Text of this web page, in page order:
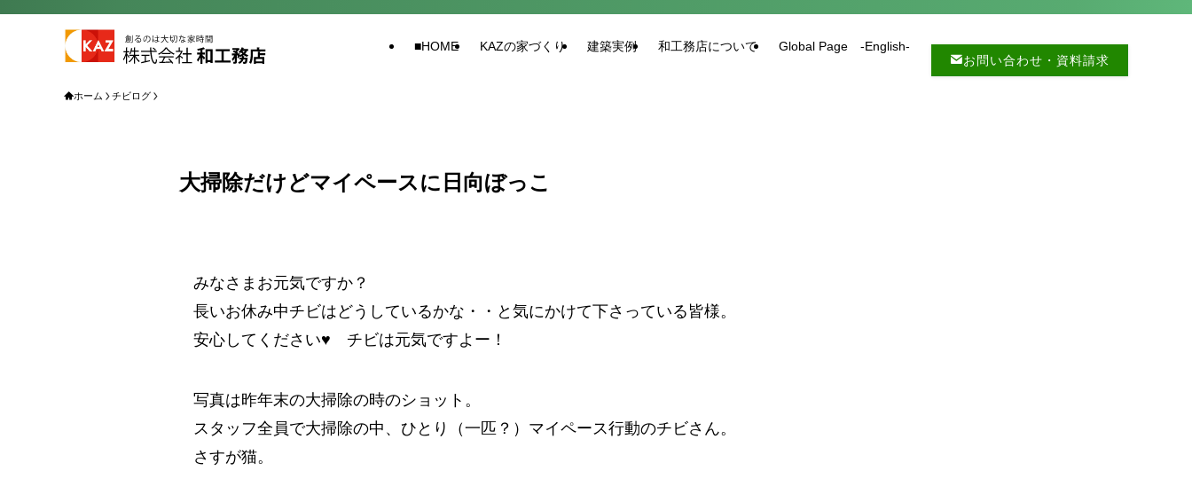
■HOME KAZの家づくり 建築実例 和工務店について
Global Page -English-
お問い合わせ・資料請求
ホーム チビログ
大掃除だけどマイペースに日向ぼっこ
みなさまお元気ですか？
長いお休み中チビはどうしているかな・・と気にかけて下さっている皆様。
安心してください♥ チビは元気ですよー！
写真は昨年末の大掃除の時のショット。
スタッフ全員で大掃除の中、ひとり（一匹？）マイペース行動のチビさん。
さすが猫。